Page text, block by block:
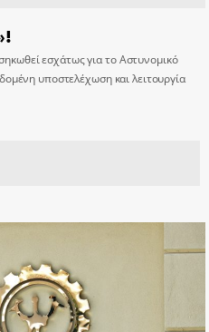
εσχάτως για το Αστυνομικό
υποστελέχωση και λειτουργία